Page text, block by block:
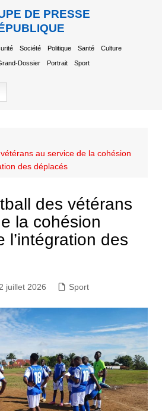
DE PRESSE
Société Politique Santé Culture
Dossier Portrait Sport
au service de la cohésion
des déplacés​
des vétérans
la cohésion
l’intégration des
2 juillet 2026 Sport